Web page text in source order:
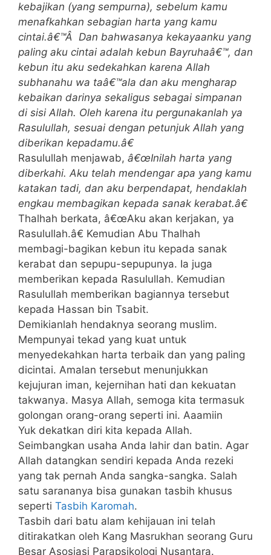
kebajikan (yang sempurna), sebelum kamu
menafkahkan sebagian harta yang kamu
cintai.â€™Â Dan bahwasanya kekayaanku yang
paling aku cintai adalah kebun Bayruhaâ€™, dan
kebun itu aku sedekahkan karena Allah
subhanahu wa taâ€™ala dan aku mengharap
kebaikan darinya sekaligus sebagai simpanan
di sisi Allah. Oleh karena itu pergunakanlah ya
Rasulullah, sesuai dengan petunjuk Allah yang
diberikan kepadamu.â€
Rasulullah menjawab, â€œInilah harta yang
diberkahi. Aku telah mendengar apa yang kamu
katakan tadi, dan aku berpendapat, hendaklah
engkau membagikan kepada sanak kerabat.â€
Thalhah berkata, â€œAku akan kerjakan, ya
Rasulullah.â€ Kemudian Abu Thalhah
membagi-bagikan kebun itu kepada sanak
kerabat dan sepupu-sepupunya. Ia juga
memberikan kepada Rasulullah. Kemudian
Rasulullah memberikan bagiannya tersebut
kepada Hassan bin Tsabit.
Demikianlah hendaknya seorang muslim.
Mempunyai tekad yang kuat untuk
menyedekahkan harta terbaik dan yang paling
dicintai. Amalan tersebut menunjukkan
kejujuran iman, kejernihan hati dan kekuatan
takwanya. Masya Allah, semoga kita termasuk
golongan orang-orang seperti ini. Aaamiin
Yuk dekatkan diri kita kepada Allah.
Seimbangkan usaha Anda lahir dan batin. Agar
Allah datangkan sendiri kepada Anda rezeki
yang tak pernah Anda sangka-sangka. Salah
satu sarananya bisa gunakan tasbih khusus
seperti Tasbih Karomah.
Tasbih dari batu alam kehijauan ini telah
ditirakatkan oleh Kang Masrukhan seorang Guru
Besar Asosiasi Parapsikologi Nusantara.